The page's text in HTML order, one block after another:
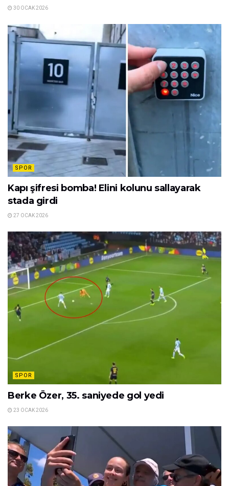
30 OCAK 2026
SPOR
Kapı şifresi bomba! Elini kolunu sallayarak
stada girdi
27 OCAK 2026
SPOR
Berke Özer, 35. saniyede gol yedi
23 OCAK 2026